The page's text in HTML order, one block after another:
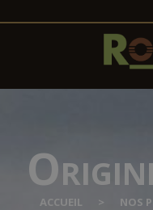
O
ACCUEIL > NOS